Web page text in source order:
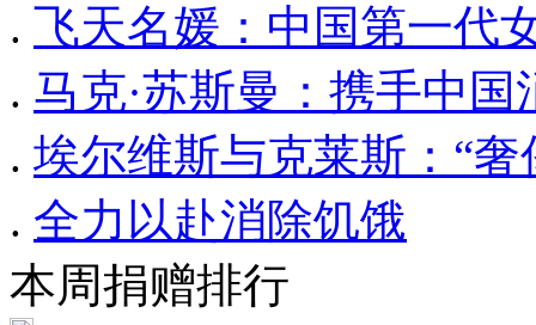
. 飞天名媛：中国第一代
. 马克·苏斯曼：携手中国
. 埃尔维斯与克莱斯：“奢
. 全力以赴消除饥饿
本周捐赠排行